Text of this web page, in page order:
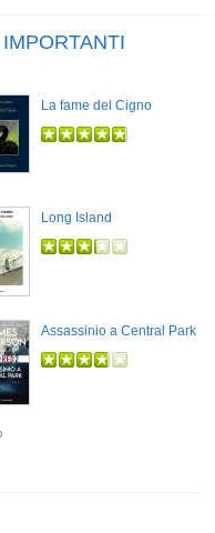
La fame del Cigno
Long Island
Assassinio a Central Park